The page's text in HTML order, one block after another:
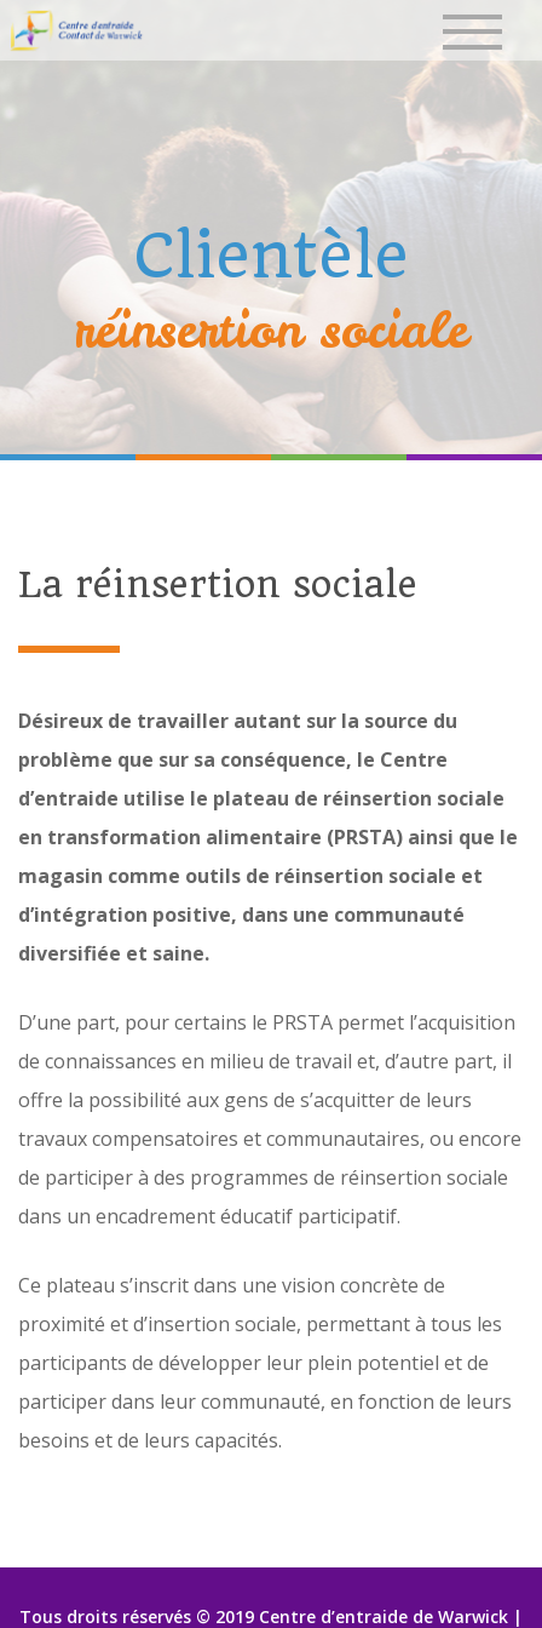
Clientèle
réinsertion sociale
La réinsertion sociale
Désireux de travailler autant sur la source du
problème que sur sa conséquence, le Centre
d’entraide utilise le plateau de réinsertion sociale
en transformation alimentaire (PRSTA) ainsi que le
magasin comme outils de réinsertion sociale et
d’intégration positive, dans une communauté
diversifiée et saine.
D’une part, pour certains le PRSTA permet l’acquisition
de connaissances en milieu de travail et, d’autre part, il
offre la possibilité aux gens de s’acquitter de leurs
travaux compensatoires et communautaires, ou encore
de participer à des programmes de réinsertion sociale
dans un encadrement éducatif participatif.
Ce plateau s’inscrit dans une vision concrète de
proximité et d’insertion sociale, permettant à tous les
participants de développer leur plein potentiel et de
participer dans leur communauté, en fonction de leurs
besoins et de leurs capacités.
Tous droits réservés © 2019 Centre d’entraide de Warwick |